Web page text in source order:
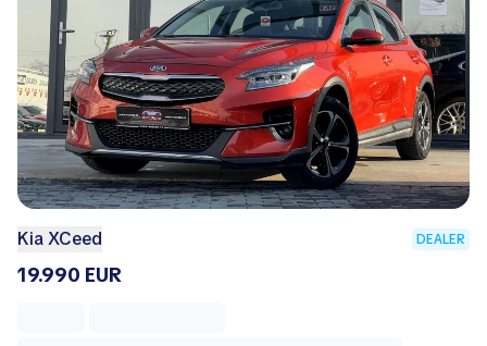
Kia XCeed DEALER
19.990 EUR